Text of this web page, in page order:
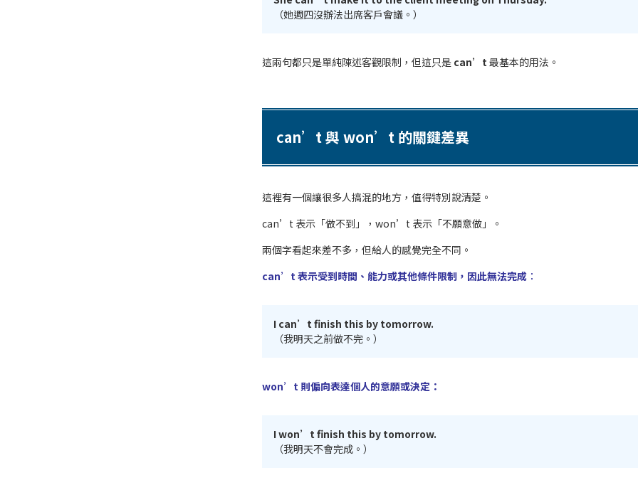
（她週四沒辦法出席客戶會議。）
這兩句都只是單純陳述客觀限制，但這只是 can’t最基本的用法。
can’t 與 won’t 的關鍵差異
這裡有一個讓很多人搞混的地方，值得特別說清楚。
can’t 表示「做不到」，won’t 表示「不願意做」。
兩個字看起來差不多，但給人的感覺完全不同。
can’t 表示受到時間、能力或其他條件限制，因此無法完成 ：
I can’t finish this by tomorrow.
（我明天之前做不完。）
won’t 則偏向表達個人的意願或決定：
I won’t finish this by tomorrow.
（我明天不會完成。）